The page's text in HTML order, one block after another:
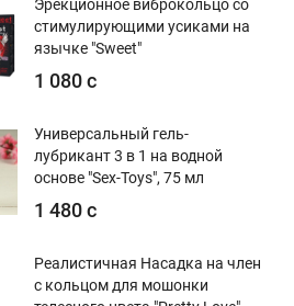
Эрекционное виброкольцо со
стимулирующими усиками на
язычке "Sweet"
1 080 с
Универсальный гель-
лубрикант 3 в 1 на водной
основе "Sex-Toys", 75 мл
1 480 с
Реалистичная Насадка на член
с кольцом для мошонки